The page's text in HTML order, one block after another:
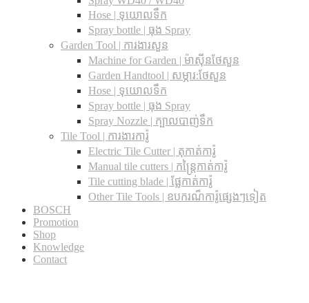
Hose | ទុយោលទឹក
Spray bottle | ធុង Spray
Garden Tool | ការងារសួន
Machine for Garden | ម៉ាស៊ីនថែសួន
Garden Handtool | សម្ភារ:ថែសួន
Hose | ទុយោលទឹក
Spray bottle | ធុង Spray
Spray Nozzle | ក្បាលបាញ់ទឹក
Tile Tool | ការងារការ៉ូ
Electric Tile Cutter | តុកាត់ការ៉ូ
Manual tile cutters | កន្ត្រៃកាត់ការ៉ូ
Tile cutting blade | ផ្លែកាត់ការ៉ូ
Other Tile Tools | ឧបករណ៏ការ៉ូផ្សេងៗទៀត
BOSCH
Promotion
Shop
Knowledge
Contact